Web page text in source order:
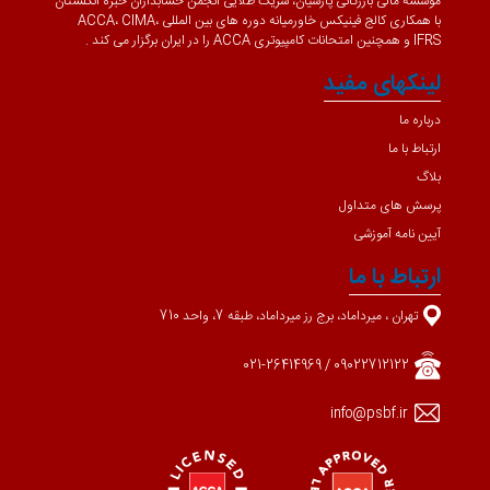
با همکاری کالج فینیکس خاورمیانه دوره های بین المللی ACCA، CIMA،
IFRS و همچنین امتحانات کامپیوتری ACCA را در ایران برگزار می کند .
لینکهای مفید
درباره ما
ارتباط با ما
بلاگ
پرسش های متداول
آیین نامه آموزشی
ارتباط با ما
تهران ، میرداماد، برج رز میرداماد، طبقه 7، واحد 710
09022712122 / 021-26414969
info@psbf.ir